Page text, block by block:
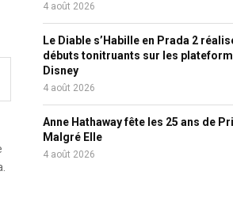
4 août 2026
Le Diable s’Habille en Prada 2
débuts tonitruants sur les
Disney
4 août 2026
Anne Hathaway fête les 25 ans de
Malgré Elle
4 août 2026